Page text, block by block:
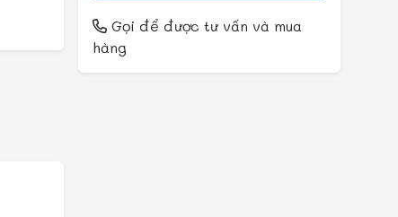
Gọi để được tư vấn và mua
hàng